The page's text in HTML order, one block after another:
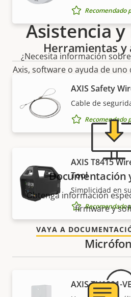
Recomendado
Herramientas y
AXIS Safety
Cable de
Recomendado
AXIS T8415
Tool
Simplicidad en
Recomendado
AXIS TU1001-
Asistencia
¿Necesita información
Axis, software o ayuda de
Documentación
Obtenga información
firmware y
VAYA A